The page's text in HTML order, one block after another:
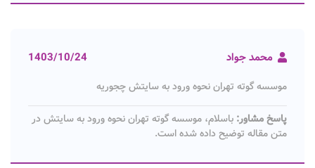
محمد جواد 1403/10/24
موسسه گوته تهران نحوه ورود به سایتش چجوریه
پاسخ مشاور: باسلام، موسسه گوته تهران نحوه ورود به سایتش در
متن مقاله توضیح داده شده است.